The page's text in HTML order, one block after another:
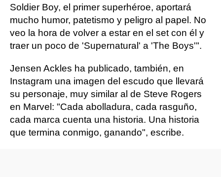
Soldier Boy, el primer superhéroe, aportará
mucho humor, patetismo y peligro al papel. No
veo la hora de volver a estar en el set con él y
traer un poco de 'Supernatural' a 'The Boys'".
Jensen Ackles ha publicado, también, en
Instagram una imagen del escudo que llevará
su personaje, muy similar al de Steve Rogers
en Marvel: "Cada abolladura, cada rasguño,
cada marca cuenta una historia. Una historia
que termina conmigo, ganando", escribe.